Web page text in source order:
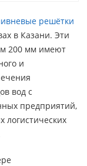
решётки
в Казани. Эти
200 мм имеют
и
вод с
предприятий,
логистических